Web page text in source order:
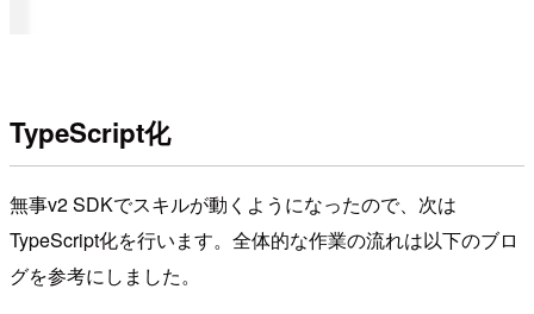
TypeScript化
無事v2 SDKでスキルが動くようになったので、次は
TypeScript化を行います。全体的な作業の流れは以下のブロ
グを参考にしました。